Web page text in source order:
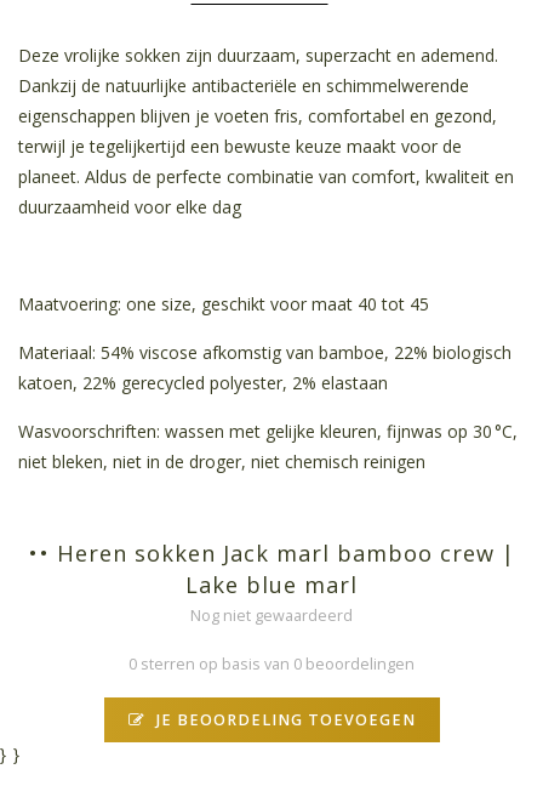
Deze vrolijke sokken zijn duurzaam, superzacht en ademend.
Dankzij de natuurlijke antibacteriële en schimmelwerende
eigenschappen blijven je voeten fris, comfortabel en gezond,
terwijl je tegelijkertijd een bewuste keuze maakt voor de
planeet. Aldus de perfecte combinatie van comfort, kwaliteit en
duurzaamheid voor elke dag
Maatvoering: one size, geschikt voor maat 40 tot 45
Materiaal: 54% viscose afkomstig van bamboe, 22% biologisch
katoen, 22% gerecycled polyester, 2% elastaan
Wasvoorschriften: wassen met gelijke kleuren, fijnwas op 30 °C,
niet bleken, niet in de droger, niet chemisch reinigen
•• Heren sokken Jack marl bamboo crew |
Lake blue marl
Nog niet gewaardeerd
0 sterren op basis van 0 beoordelingen
JE BEOORDELING TOEVOEGEN
} }